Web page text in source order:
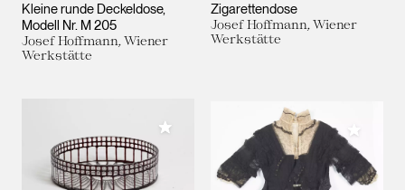
Kleine runde Deckeldose,
Modell Nr. M 205
Josef Hoffmann, Wiener
Werkstätte
Zigarettendose
Josef Hoffmann, Wiener
Werkstätte
Meiner Sammlung hinzufügen Meiner